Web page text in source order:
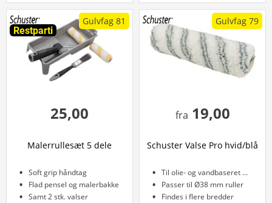
Restparti
Gulvfag 81
25,00
Malerrullesæt 5 dele
Soft grip håndtag
Flad pensel og malerbakke
Samt 2 stk. valser
Gulvfag 79
fra 19,00
Schuster Valse Pro hvid/blå
Til olie- og vandbaseret maling
Passer til Ø38 mm ruller
Findes i flere bredder